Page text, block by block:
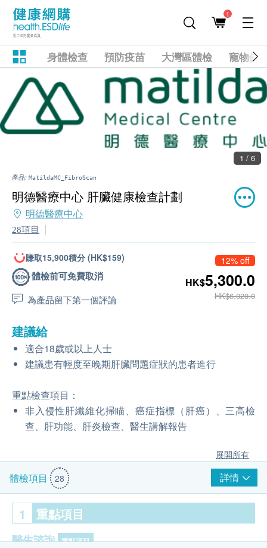
1
身體檢查 預防疫苗 大灣區體檢 寵物健
1 / 6
產品: MatildaMC_FibroScan
明德醫療中心 肝臟健康檢查計劃
明德醫療中心
28項目
賺取15,900積分 (HK$159)
體檢前可免費取消
為產品留下第一個評論
12% off
HK$5,300.0
HK$6,020.0
建議給
適合18歲或以上人士
建議患有輕度至晚期肝臟問題症狀的患者進行
重點檢查項目：
非入侵性肝纖維化掃瞄、癌症指標（肝癌）、三高檢
查、肝功能、肝炎檢查、醫生講解報告
展開所有
體檢項目 28 詳情
1 重點項目
醫生諮詢 重點項目